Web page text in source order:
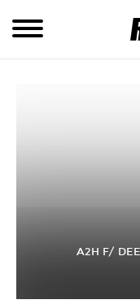
A2H F/